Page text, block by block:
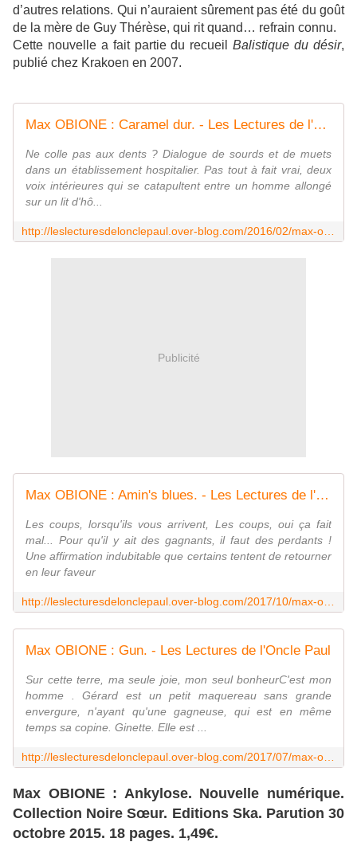
d’autres relations. Qui n’auraient sûrement pas été du goût
de la mère de Guy Thérèse, qui rit quand… refrain connu.
Cette nouvelle a fait partie du recueilBalistique du désir,
publié chez Krakoen en 2007.
Max OBIONE : Caramel dur. - Les Lectures de l'Oncle Paul
Ne colle pas aux dents ? Dialogue de sourds et de muets
dans un établissement hospitalier. Pas tout à fait vrai, deux
voix intérieures qui se catapultent entre un homme allongé
sur un lit d'hô...
Publicité
Max OBIONE : Amin's blues. - Les Lectures de l'Oncle Paul
Les coups, lorsqu'ils vous arrivent, Les coups, oui ça fait
mal... Pour qu'il y ait des gagnants, il faut des perdants !
Une affirmation indubitable que certains tentent de retourner
en leur faveur
Max OBIONE : Gun. - Les Lectures de l'Oncle Paul
Sur cette terre, ma seule joie, mon seul bonheurC'est mon
homme . Gérard est un petit maquereau sans grande
envergure, n'ayant qu'une gagneuse, qui est en même
temps sa copine. Ginette. Elle est ...
Max OBIONE : Ankylose. Nouvelle numérique.
Collection Noire Sœur. Editions Ska. Parution 30
octobre 2015. 18 pages. 1,49€.